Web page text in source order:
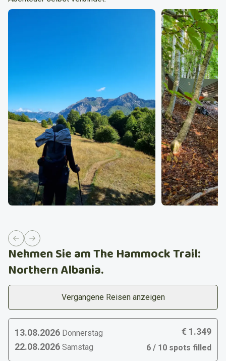
Previous slide
Next slide
Nehmen Sie am The Hammock Trail:
Northern Albania.
Vergangene Reisen anzeigen
13.08.2026 Donnerstag
22.08.2026 Samstag
€ 1.349
6 / 10 spots filled